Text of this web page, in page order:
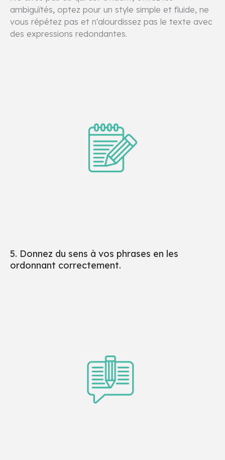
ambiguïtés, optez pour un style simple et fluide, ne
vous répétez pas et n'alourdissez pas le texte avec
des expressions redondantes.
5. Donnez du sens à vos phrases en les
ordonnant correctement.